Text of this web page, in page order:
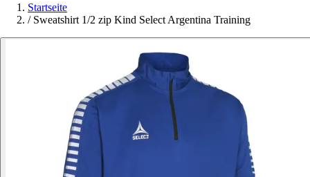
Startseite
/ Sweatshirt 1/2 zip Kind Select Argentina Training